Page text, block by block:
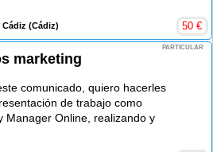
Cádiz (Cádiz) 50 €
PARTICULAR
marketing
comunicado, quiero hacerles
de trabajo como
Manager Online, realizando y